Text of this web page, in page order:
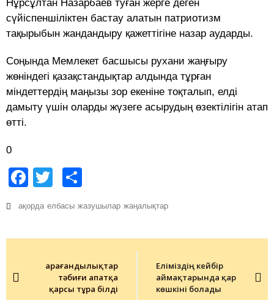
Нұрсұлтан Назарбаев туған жерге деген
сүйіспеншіліктен бастау алатын патриотизм
тақырыбын жандандыру қажеттігіне назар аударды.
Соңында Мемлекет басшысы рухани жаңғыру
жөніндегі қазақстандықтар алдында тұрған
міндеттердің маңызы зор екеніне тоқталып, елді
дамыту үшін оларды жүзеге асырудың өзектілігін атап
өтті.
0
Facebook
Twitter
ақорда елбасы жазушылар жаңалықтар
Қарағандылықтар
тәбиғи апатқа
қарсы тұра білді
Еліміздің кейбір
аймақтарында қар
көшкіні болады